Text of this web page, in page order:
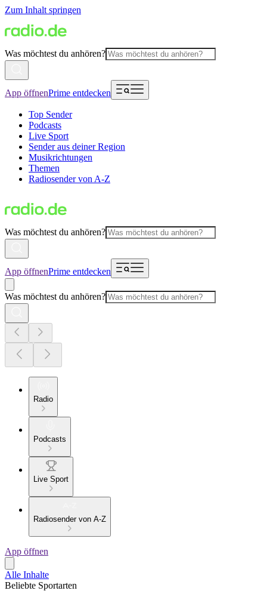
Zum Inhalt springen
Was möchtest du anhören?
App öffnenPrime entdecken
Top Sender
Podcasts
Live Sport
Sender aus deiner Region
Musikrichtungen
Themen
Radiosender von A-Z
Was möchtest du anhören?
App öffnenPrime entdecken
Was möchtest du anhören?
Radio
Podcasts
Live Sport
Radiosender von A-Z
App öffnen
Alle Inhalte
Beliebte Sportarten